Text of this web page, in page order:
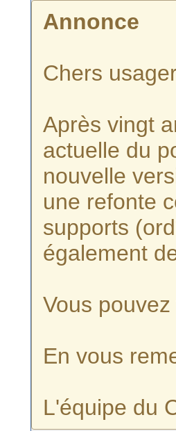
Annonce
Chers
Après vingt
actuelle du
nouvelle
une refonte
supports
également
Vous
En vous
L'équipe du